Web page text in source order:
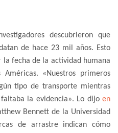
descubrieron que
de hace 23 mil años. Esto
fecha de la actividad humana
«Nuestros primeros
tipo de transporte mientras
la evidencia». Lo dijo en
Bennett de la Universidad
de arrastre indican cómo